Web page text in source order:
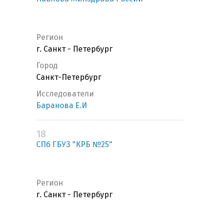
Регион
г. Санкт - Петербург
Город
Санкт-Петербург
Исследователи
Баранова Е.И
18
СПб ГБУЗ "КРБ №25"
Регион
г. Санкт - Петербург